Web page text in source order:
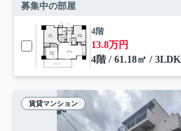
募集中の部屋
4階
13.8万円
4階 / 61.18㎡ / 3LDK
賃貸マンション